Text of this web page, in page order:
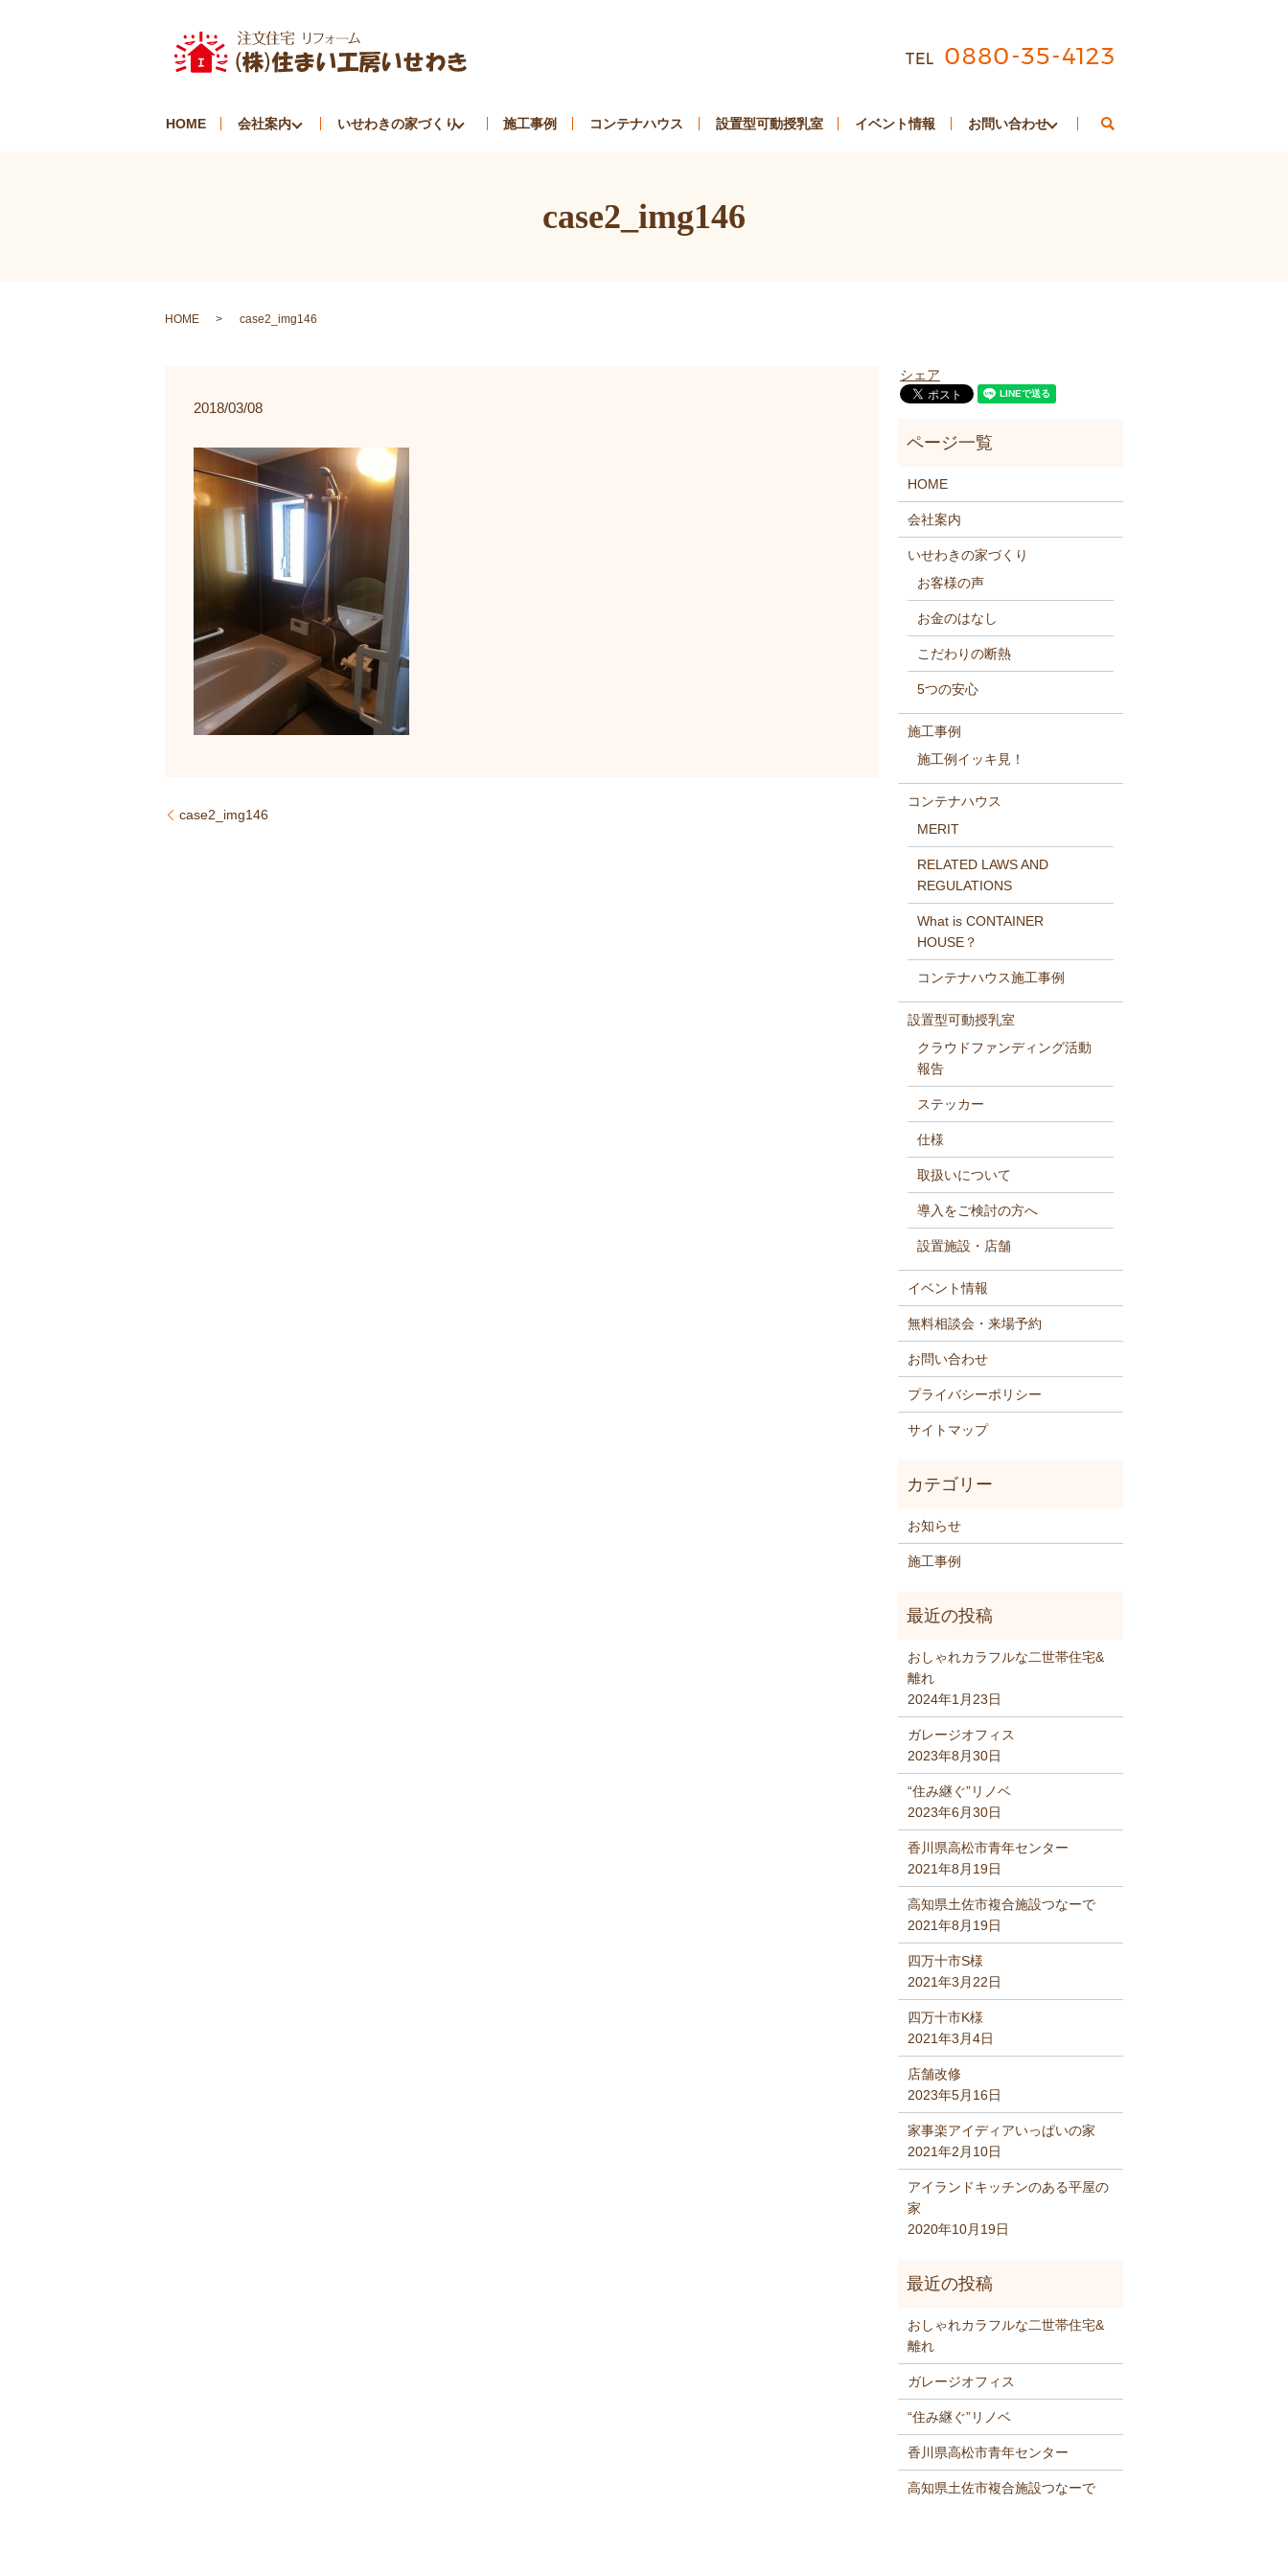
HOME 会社案内 いせわきの家づくり 施工事例 コンテナハウス 設置型可動授乳室 イベント情報 お問い合わせ
case2_img146
HOME case2_img146
2018/03/08
case2_img146
シェア
HOME
会社案内
いせわきの家づくり
お客様の声
お金のはなし
こだわりの断熱
5つの安心
施工事例
施工例イッキ見！
コンテナハウス
MERIT
RELATED LAWS AND
REGULATIONS
What is CONTAINER
HOUSE？
コンテナハウス施工事例
設置型可動授乳室
クラウドファンディング活動
報告
ステッカー
仕様
取扱いについて
導入をご検討の方へ
設置施設・店舗
イベント情報
無料相談会・来場予約
お問い合わせ
プライバシーポリシー
サイトマップ
お知らせ
施工事例
おしゃれカラフルな二世帯住宅&
離れ
2024年1月23日
ガレージオフィス
2023年8月30日
“住み継ぐ”リノベ
2023年6月30日
香川県高松市青年センター
2021年8月19日
高知県土佐市複合施設つなーで
2021年8月19日
四万十市S様
2021年3月22日
四万十市K様
2021年3月4日
店舗改修
2023年5月16日
家事楽アイディアいっぱいの家
2021年2月10日
アイランドキッチンのある平屋の
家
2020年10月19日
おしゃれカラフルな二世帯住宅&
離れ
ガレージオフィス
“住み継ぐ”リノベ
香川県高松市青年センター
高知県土佐市複合施設つなーで